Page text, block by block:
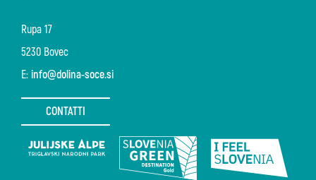
Rupa 17
5230 Bovec
E: info@dolina-soce.si
CONTATTI